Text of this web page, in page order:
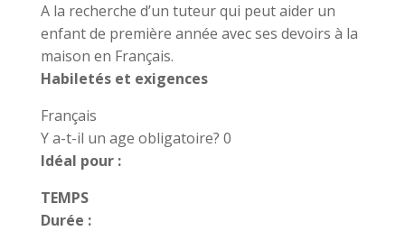
A la recherche d’un tuteur qui peut aider un
enfant de première année avec ses devoirs à la
maison en Français.
Habiletés et exigences
Français
Y a-t-il un age obligatoire? 0
Idéal pour :
TEMPS
Durée :